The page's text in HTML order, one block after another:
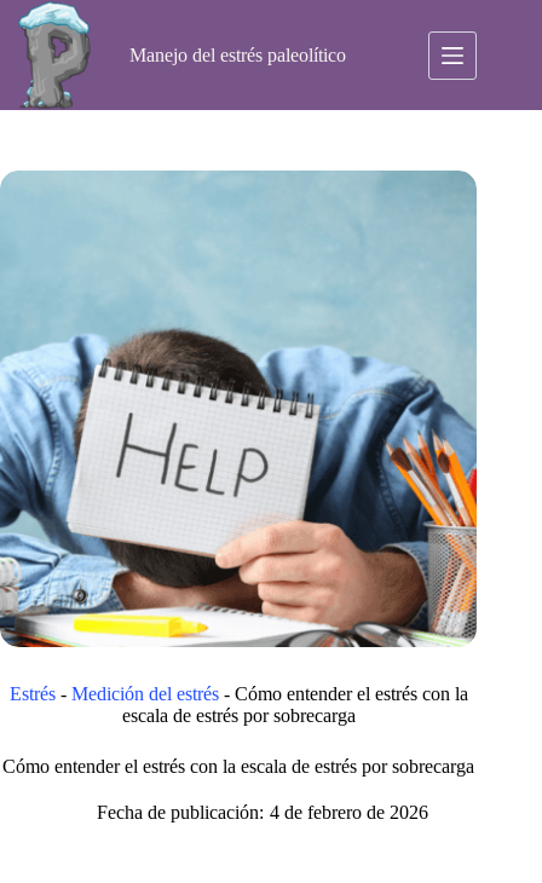
Saltar
contenido
Manejo del estrés paleolítico
Estrés- Medición del estrés- Cómo entender el estrés con la
escala de estrés por sobrecarga
Cómo entender el estrés con la escala de estrés por sobrecarga
Fecha de publicación: 4 de febrero de 2026